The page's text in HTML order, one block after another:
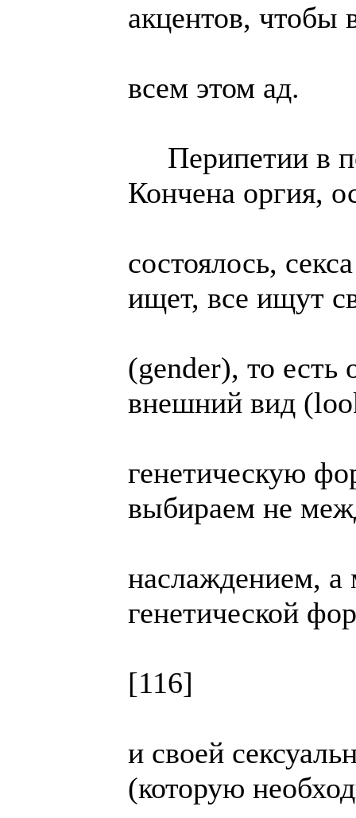
акцентов, чтобы
всем этом ад.
Перипетии в
Кончена оргия,
состоялось,
ищет, все ищут
(gender), то есть
внешний вид
генетическую
выбираем не
наслаждением, а
генетической
[116]
и своей
(которую